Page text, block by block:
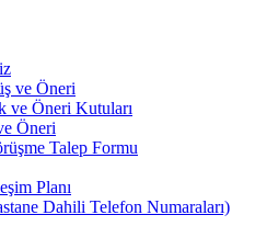
ve Öneri
ve Öneri Kutuları
Öneri
Talep Formu
Planı
Dahili Telefon Numaraları)